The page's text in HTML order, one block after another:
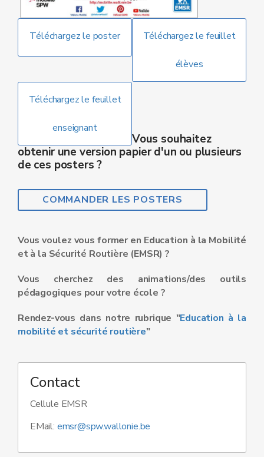
Téléchargez le poster Téléchargez le feuillet
élèves
Téléchargez le feuillet
enseignant
Vous souhaitez
obtenir une version papier d'un ou plusieurs
de ces posters ?
COMMANDER LES POSTERS
Vous voulez vous former en Education à la Mobilité
et à la Sécurité Routière (EMSR) ?
Vous cherchez des animations/des outils
pédagogiques pour votre école ?
Rendez-vous dans notre rubrique "Education à la
mobilité et sécurité routière"
Contact
Cellule EMSR
EMail: emsr@spw.wallonie.be